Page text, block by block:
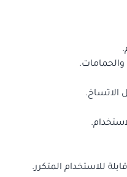
للاستخدام المتكرر.